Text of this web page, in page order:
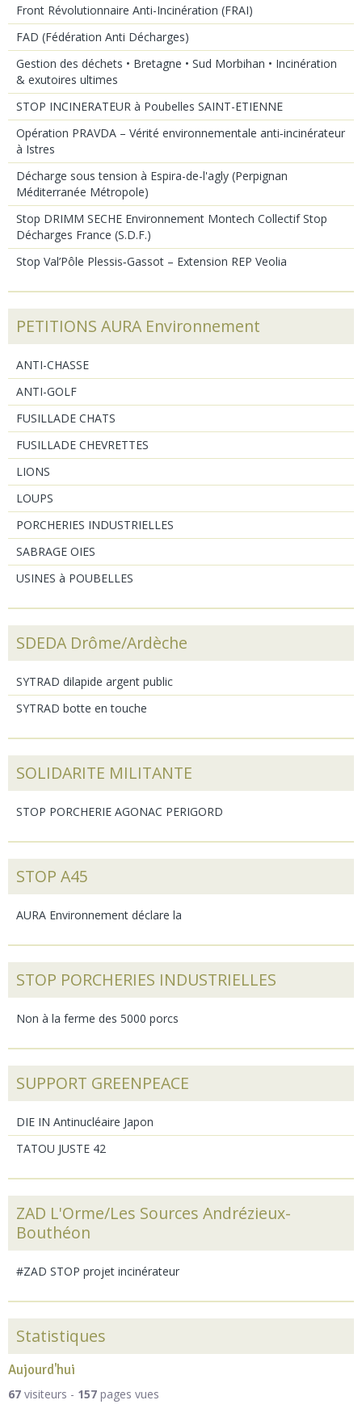
Front Révolutionnaire Anti-Incinération (FRAI)
FAD (Fédération Anti Décharges)
Gestion des déchets • Bretagne • Sud Morbihan • Incinération
& exutoires ultimes
STOP INCINERATEUR à Poubelles SAINT-ETIENNE
Opération PRAVDA – Vérité environnementale anti‑incinérateur
à Istres
Décharge sous tension à Espira-de-l'agly (Perpignan
Méditerranée Métropole)
Stop DRIMM SECHE Environnement Montech Collectif Stop
Décharges France (S.D.F.)
Stop Val’Pôle Plessis‑Gassot – Extension REP Veolia
PETITIONS AURA Environnement
ANTI-CHASSE
ANTI-GOLF
FUSILLADE CHATS
FUSILLADE CHEVRETTES
LIONS
LOUPS
PORCHERIES INDUSTRIELLES
SABRAGE OIES
USINES à POUBELLES
SDEDA Drôme/Ardèche
SYTRAD dilapide argent public
SYTRAD botte en touche
SOLIDARITE MILITANTE
STOP PORCHERIE AGONAC PERIGORD
STOP A45
AURA Environnement déclare la
STOP PORCHERIES INDUSTRIELLES
Non à la ferme des 5000 porcs
SUPPORT GREENPEACE
DIE IN Antinucléaire Japon
TATOU JUSTE 42
ZAD L'Orme/Les Sources Andrézieux-
Bouthéon
#ZAD STOP projet incinérateur
Statistiques
Aujourd'hui
67 visiteurs - 157 pages vues